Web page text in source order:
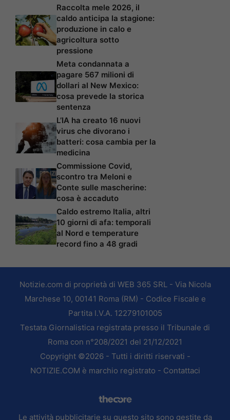
Raccolta mele 2026, il
caldo anticipa la stagione:
produzione in calo e
agricoltura sotto
pressione
Meta condannata a
pagare 567 milioni di
dollari al New Mexico:
cosa prevede la storica
sentenza
L’IA ha creato 16 nuovi
virus che divorano i
batteri: cosa cambia per la
medicina
Commissione Covid,
scontro tra Meloni e
Conte sulle mascherine:
cosa è accaduto
Caldo estremo Italia, altri
10 giorni di afa: temporali
al Nord e temperature
record fino a 48 gradi
Notizie.com di proprietà di WEB 365 SRL - Via Nicola
Marchese 10, 00141 Roma (RM) - Codice Fiscale e
Partita I.V.A. 12279101005
Testata Giornalistica registrata presso il Tribunale di
Roma con n°208/2021 del 21/12/2021
Copyright ©2026 - Tutti i diritti riservati -
NOTIZIE.COM è marchio registrato - Contattaci
Le attività pubblicitarie su questo sito sono gestite da